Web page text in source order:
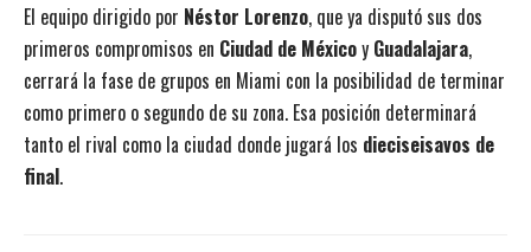
El equipo dirigido por Néstor Lorenzo, que ya disputó sus dos
primeros compromisos en Ciudad de Méxicoy Guadalajara,
cerrará la fase de grupos en Miami con la posibilidad de terminar
como primero o segundo de su zona. Esa posición determinará
tanto el rival como la ciudad donde jugará los dieciseisavos de
final.